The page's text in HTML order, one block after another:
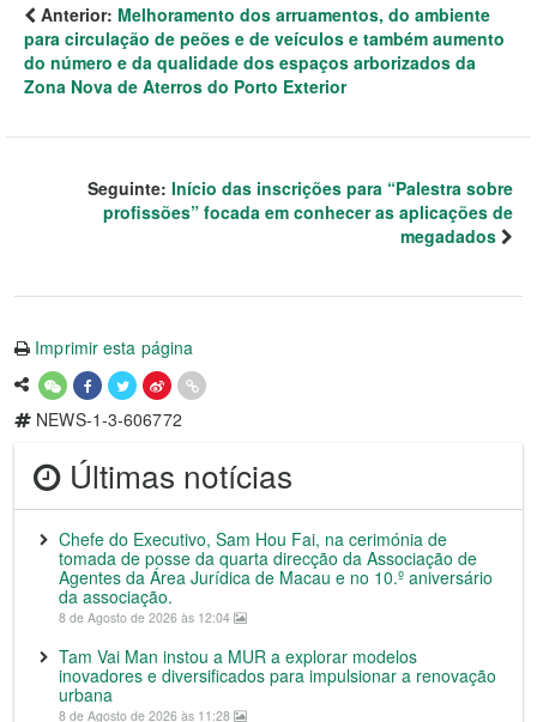
Anterior: Melhoramento dos arruamentos, do ambiente
para circulação de peões e de veículos e também aumento
do número e da qualidade dos espaços arborizados da
Zona Nova de Aterros do Porto Exterior
Seguinte: Início das inscrições para “Palestra sobre
profissões” focada em conhecer as aplicações de
megadados
Imprimir esta página
NEWS-1-3-606772
Últimas notícias
Chefe do Executivo, Sam Hou Fai, na cerimónia de
tomada de posse da quarta direcção da Associação de
Agentes da Área Jurídica de Macau e no 10.º aniversário
da associação.
8 de Agosto de 2026 às 12:04
Tam Vai Man instou a MUR a explorar modelos
inovadores e diversificados para impulsionar a renovação
urbana
8 de Agosto de 2026 às 11:28